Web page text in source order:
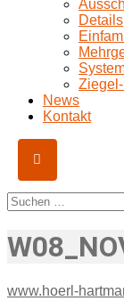
Details
News
Kontakt
Suchen
nach:
www.hoerl-